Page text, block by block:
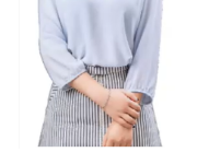
教你炒股教程专做首